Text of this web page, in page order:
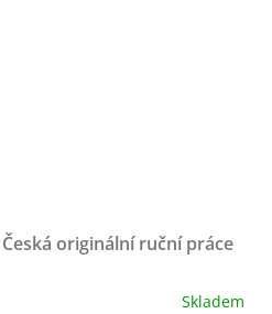
Česká originální ruční práce
Skladem